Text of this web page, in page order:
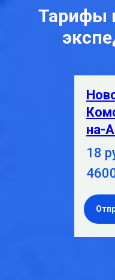
Тарифы
на-
18